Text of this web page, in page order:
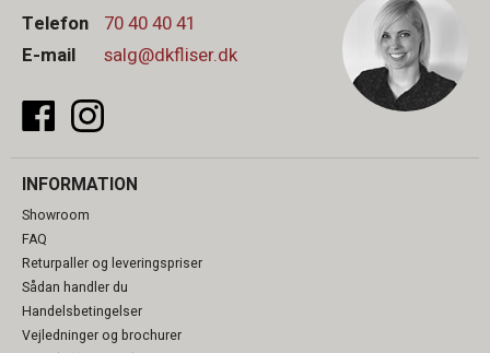
Telefon 70 40 40 41
E-mail
salg@dkfliser.dk
INFORMATION
Showroom
FAQ
Returpaller og leveringspriser
Sådan handler du
Handelsbetingelser
Vejledninger og brochurer